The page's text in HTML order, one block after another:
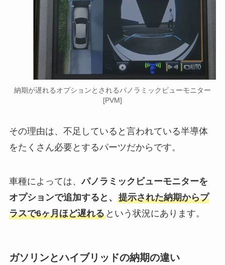
納期が遅れるオプションとされるパノラミックビューモニター
[PVM]
その理由は、不足していると言われている半導体
をたくさん必要とするパーツだからです。
車種によっては、パノラミックビューモニターを
オプションで追加すると、 提示された納期からプ
ラスで6ヶ月ほど遅れるという状況にあります。
ガソリンとハイブリッドの納期の違い